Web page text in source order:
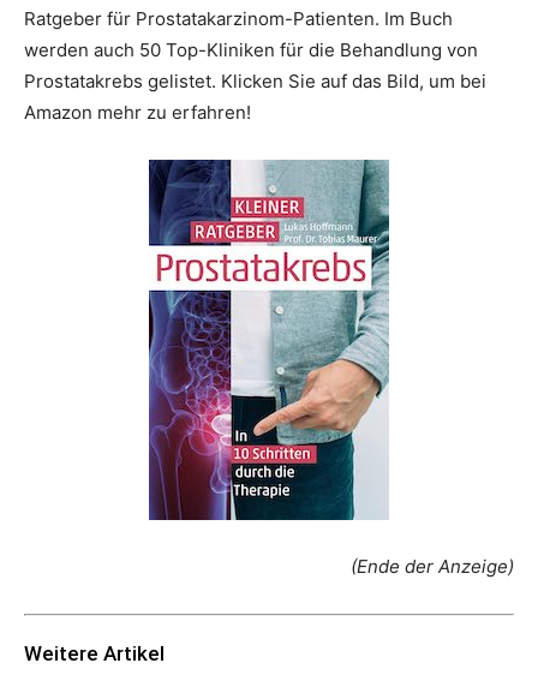
Ratgeber für Prostatakarzinom-Patienten. Im Buch
werden auch 50 Top-Kliniken für die Behandlung von
Prostatakrebs gelistet. Klicken Sie auf das Bild, um bei
Amazon mehr zu erfahren!
(Ende der Anzeige)
Weitere Artikel